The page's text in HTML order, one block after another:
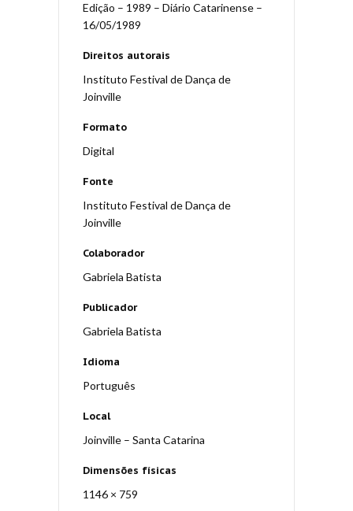
Edição – 1989 – Diário Catarinense –
16/05/1989
Direitos autorais
Instituto Festival de Dança de
Joinville
Formato
Digital
Fonte
Instituto Festival de Dança de
Joinville
Colaborador
Gabriela Batista
Publicador
Gabriela Batista
Idioma
Português
Local
Joinville – Santa Catarina
Dimensões físicas
1146 × 759